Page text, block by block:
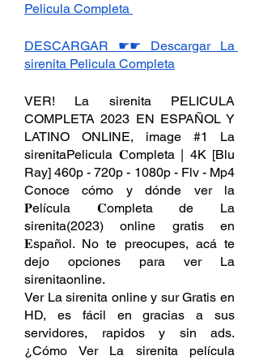
Pelicula Completa
DESCARGAR ☛☛ Descargar La
sirenita Pelicula Completa
VER! La sirenita PELICULA
COMPLETA 2023 EN ESPAÑOL Y
LATINO ONLINE, image #1 La
sirenitaPelicula 𝐂ompleta | 4K [Blu
Ray] 460p - 720p - 1080p - Flv - Mp4
Conoce cómo y dónde ver la
𝐏elícula 𝐂ompleta de La
sirenita(2023) online gratis en
𝐄spañol. No te preocupes, acá te
dejo opciones para ver La
sirenitaonline.
Ver La sirenita online y sur Gratis en
HD, es fácil en gracias a sus
servidores, rapidos y sin ads.
¿Cómo Ver La sirenita película